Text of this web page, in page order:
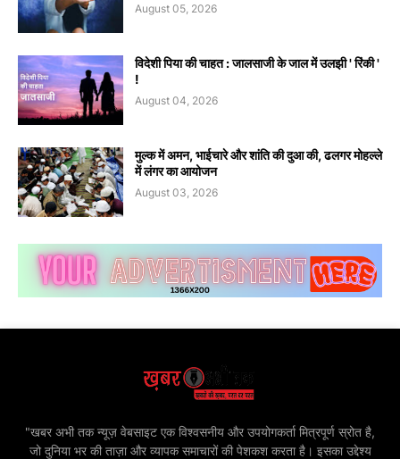
August 05, 2026
विदेशी पिया की चाहत : जालसाजी के जाल में उलझी ' रिंकी '
!
August 04, 2026
मुल्क में अमन, भाईचारे और शांति की दुआ की, ढलगर मोहल्ले
में लंगर का आयोजन
August 03, 2026
"खबर अभी तक न्यूज़ वेबसाइट एक विश्वसनीय और उपयोगकर्ता मित्रपूर्ण स्रोत है,
जो दुनिया भर की ताज़ा और व्यापक समाचारों की पेशकश करता है। इसका उद्देश्य